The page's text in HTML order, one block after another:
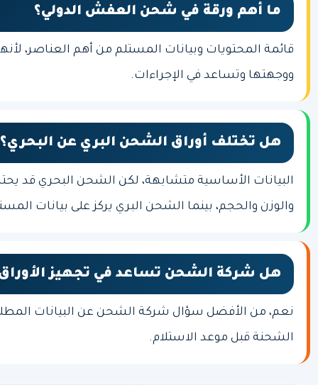
ما أهم ورقة في شحن العفش الدولي؟
قائمة المحتويات وبيانات المستلم من أهم العناصر،
ووجهتها وتساعد في الإجراءات.
هل تختلف أوراق الشحن البري عن البحري؟
البيانات الأساسية متشابهة، لكن الشحن البحري قد
والوزن والحجم، بينما الشحن البري يركز على بيانات
هل شركة الشحن تساعد في تجهيز
نعم، من الأفضل سؤال شركة الشحن عن البيانات
الشحنة قبل موعد الاستلام.